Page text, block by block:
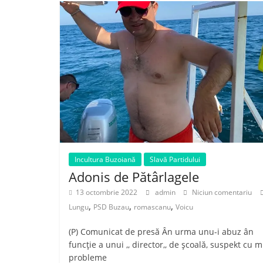
Incultura Buzoiană Slavă Partidului
Adonis de Pătârlagele
13 octombrie 2022 admin
Niciun comentariu
Lungu, PSD Buzau, romascanu, Voicu
(P) Comunicat de presă Ân urma unu-i abuz ân
funcție a unui ,, director,, de școală, suspekt cu
probleme